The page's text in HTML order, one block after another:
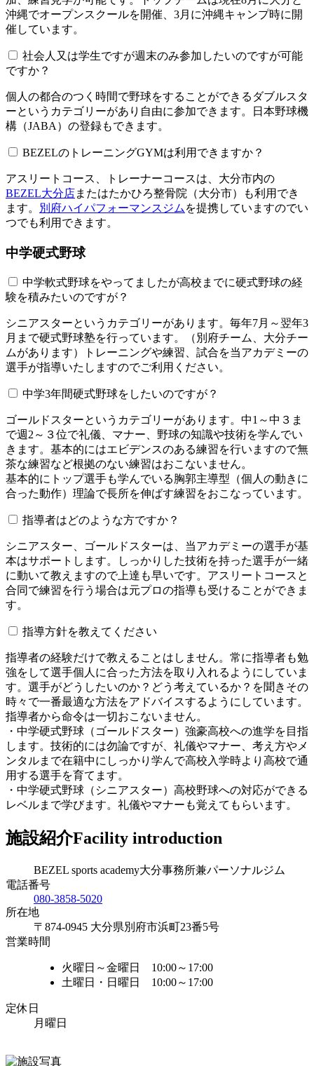
沖縄でオープンスクールを開催、3月に沖縄キャンプ時に開
催しています。
社会人又は学生ですが週末のみ参加したいのですが可能
ですか？
個人の都合のつく時間で野球をすることができるダブルスタ
ーというカテゴリーがあり自由に参加できます。日本野球機
構（JABA）の登録もできます。
BEZELのトレーニングGYMは利用できますか？​​​​​
アスリートコース、トレーナーコースは、大分市内の
BEZEL大分店またはたかひろ整骨院（大分市）も利用でき
ます。
別府ハイパフォーマンスジム を提携していますのでい
つでも利用できます。
中学硬式野球
中学軟式野球をやってましたが高校までに硬式野球の経
験を積みたいのですが？
シニアスターというカテゴリーがあります。毎年7月～翌年3
月まで硬式野球塾を行っています。（別府チーム、大分チー
ムがあります）トレーニングや練習、試合を当アカデミーの
選手が指導いたしますのでご利用ください。
中学3年間硬式野球をしたいのですが？
ゴールドスターというカテゴリーがあります。中1～中３ま
で週2～３位で礼儀、マナー、野球の知識や技術を学んでい
きます。基本的にはエビデンスのある練習を行いますので無
茶な練習など根拠のない練習はおこないません。
基本的にトップ選手も学んでいる胸郭主導型（個人の動きに
合った動作）理論で長所を伸ばす練習をおこなっています。
指導者はどのような方ですか？
シニアスター、ゴールドスターは、当アカデミーの選手が基
本はサポートします。しっかりした技術を持った選手が一緒
に動いて教えますので上達も早いです。アスリートコースと
合同で練習を行う場合は元プロの指導も受けることができま
す。
指導方針を教えてください
指導者の経験だけで教えることはしません。常に指導者も勉
強をして選手個人に合った方法を取り入れるようにしていま
す。選手がどうしたいのか？どう考えているか？を聞きその
時々で一番最適な方法をアドバイスするようにしています。
指導者から命令は一切おこないません。
・中学硬式野球（ゴールドスター）強豪高校への進学を目指
します。技術的には勿論ですが、礼儀やマナー、考え方やメ
ンタルまで在籍中にしっかり学んで高校入学時より高校で通
用する選手を育てます。
・中学硬式野球（シニアスター）高校野球への対応ができる
レベルまで学びます。礼儀やマナーも覚えてもらいます。
施設紹介Facility introduction
BEZEL sports academy大分事務所兼パーソナルジム
電話番号
080-3858-5020
所在地
〒874-0945 大分県別府市浜町23番5号
営業時間
火曜日～金曜日 10:00～17:00
土曜日・日曜日 10:00～17:00
定休日
月曜日